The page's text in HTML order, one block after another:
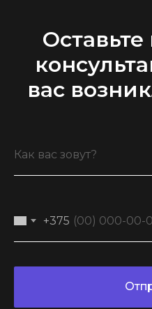
вас
+375
2026 г.